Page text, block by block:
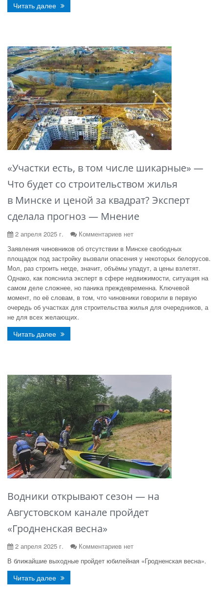
Читать далее
«Участки есть, в том числе шикарные» —
Что будет со строительством жилья
в Минске и ценой за квадрат? Эксперт
сделала прогноз — Мнение
2 апреля 2025 г.
Комментариев нет
Заявления чиновников об отсутствии в Минске свободных
площадок под застройку вызвали опасения у некоторых белорусов.
Мол, раз строить негде, значит, объёмы упадут, а цены взлетят.
Однако, как пояснила эксперт в сфере недвижимости, ситуация на
самом деле сложнее, но паника преждевременна. Ключевой
момент, по её словам, в том, что чиновники говорили в первую
очередь об участках для строительства жилья для очередников, а
не для всех желающих.
Читать далее
Водники открывают сезон — на
Августовском канале пройдет
«Гродненская весна»
2 апреля 2025 г.
Комментариев нет
В ближайшие выходные пройдет юбилейная «Гродненская весна».
Читать далее